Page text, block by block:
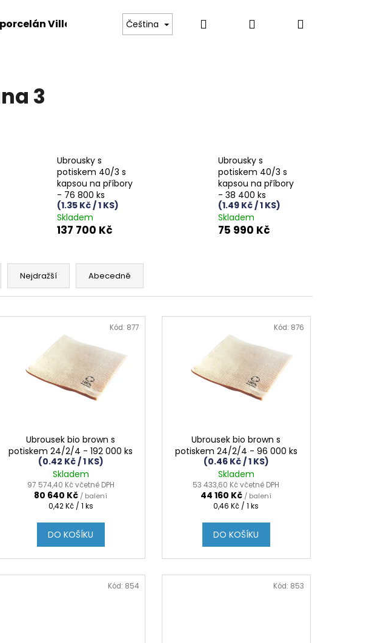
Villeroy & Boch Tvrzené gastro sklo Luxusní příbory
Čeština Hledat PřihlášeníNákupní
3
Ubrousky s
potiskem 40/3 s
kapsou na příbory
- 76 800 ks
(1.35 Kč / 1 KS)
Skladem
137 700 Kč
Ubrousky s
potiskem 40/3 s
kapsou na příbory
- 38 400 ks
(1.49 Kč / 1 KS)
Skladem
75 990 Kč
Nejdražší Abecedně
Ubrousek bio brown s
potiskem 24/2/4 - 192 000 ks
(0.42 Kč / 1 KS)
Skladem
97 574,40 Kč včetně DPH
80 640 Kč / balení
Měrná
0,42 Kč / 1 ks
DO KOŠÍKU
Kód: 877
Ubrousek bio brown s
potiskem 24/2/4 - 96 000 ks
(0.46 Kč / 1 KS)
Skladem
53 433,60 Kč včetně DPH
44 160 Kč / balení
Měrná
0,46 Kč / 1 ks
DO KOŠÍKU
Kód: 876
Kód: 854 Kód: 853